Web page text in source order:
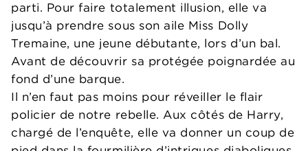
parti. Pour faire totalement illusion, elle va
jusqu’à prendre sous son aile Miss Dolly
Tremaine, une jeune débutante, lors d’un bal.
Avant de découvrir sa protégée poignardée au
fond d’une barque.
Il n’en faut pas moins pour réveiller le flair
policier de notre rebelle. Aux côtés de Harry,
chargé de l’enquête, elle va donner un coup de